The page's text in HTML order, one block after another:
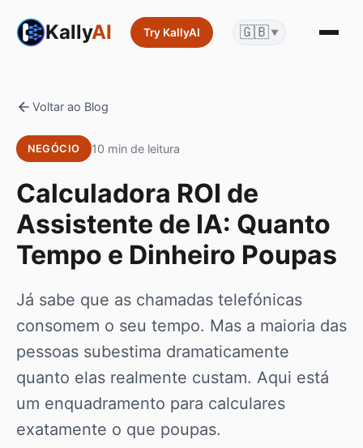
KallyAI Try KallyAI 🇬🇧 ▼
Voltar ao Blog
NEGÓCIO 10 min de leitura
Calculadora ROI de
Assistente de IA: Quanto
Tempo e Dinheiro Poupas
Já sabe que as chamadas telefónicas
consomem o seu tempo. Mas a maioria das
pessoas subestima dramaticamente
quanto elas realmente custam. Aqui está
um enquadramento para calculares
exatamente o que poupas.